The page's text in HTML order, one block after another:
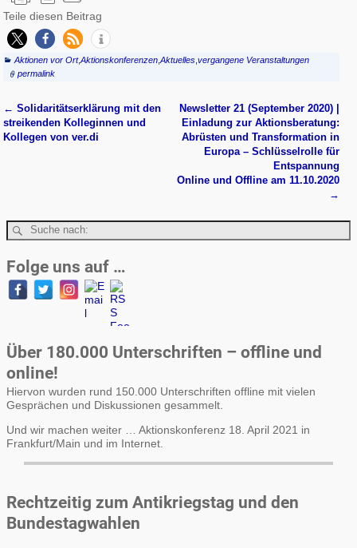
Teile diesen Beitrag
Aktionen vor Ort,Aktionskonferenzen ,Aktuelles ,vergangene Veranstaltungen
permalink
Artikelnavigation
← Solidaritätserklärung mit den
streikenden Kolleginnen und
Kollegen von ver.di
Newsletter 21 (September 2020) |
Einladung zur Aktionsberatung:
Abrüsten und Trans­formation in
Europa – Schlüsselrolle für
Entspannung
Online und Offline am 11.10.2020
→
Folge uns auf …
Über 180.000 Unterschriften – offline und
online!
Hiervon wurden rund 150.000 Unterschriften offline mit vielen
Gesprächen und Diskussionen gesammelt.
Und wir machen weiter … Aktionskonferenz 18. April 2021 in
Frankfurt/Main und im Internet.
Rechtzeitig zum Antikriegstag und den
Bundestagwahlen